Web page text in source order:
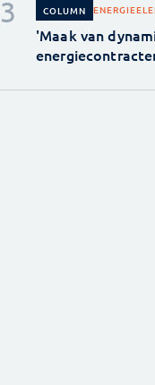
COLUMN ENERGIE
'Maak van